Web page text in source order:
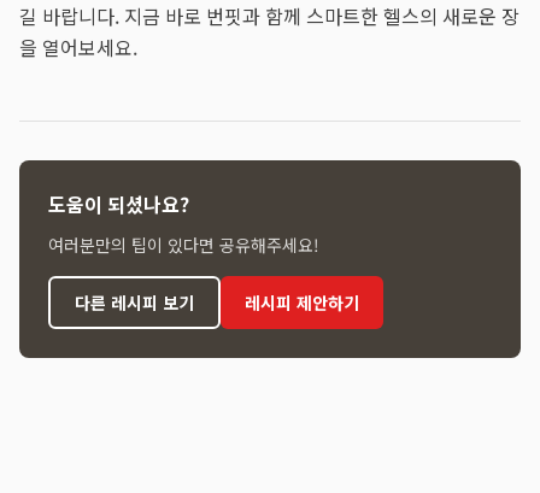
길 바랍니다. 지금 바로 번핏과 함께 스마트한 헬스의 새로운 장
을 열어보세요.
도움이 되셨나요?
여러분만의 팁이 있다면 공유해주세요!
다른 레시피 보기 레시피 제안하기